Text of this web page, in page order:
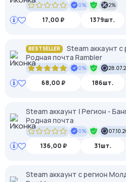
0% 2%
17,00 ₽ 1379шт.
BESTSELLER
Steam аккаунт с
Родная почта Rambler
0%
68,00 ₽ 186шт.
Steam аккаунт | Регион -
Родная почта
0%
136,00 ₽ 31шт.
Steam аккаунт с регион